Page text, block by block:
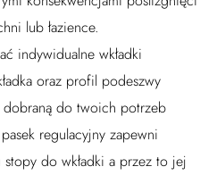
lub łazience.
indywidualne wkładki
oraz profil podeszwy
do twoich potrzeb
regulacyjny zapewni
do wkładki a przez to jej